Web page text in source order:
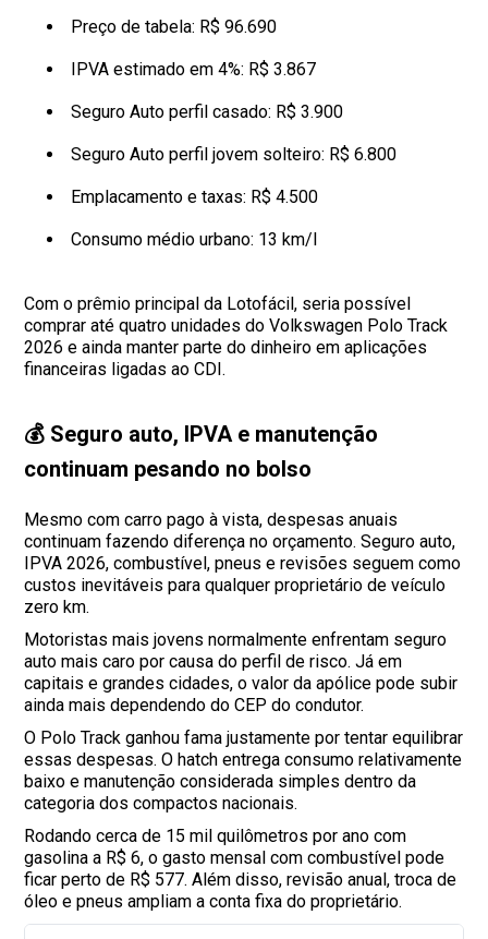
Preço de tabela: R$ 96.690
IPVA estimado em 4%: R$ 3.867
Seguro Auto perfil casado: R$ 3.900
Seguro Auto perfil jovem solteiro: R$ 6.800
Emplacamento e taxas: R$ 4.500
Consumo médio urbano: 13 km/l
Com o prêmio principal da Lotofácil, seria possível
comprar até quatro unidades do Volkswagen Polo Track
2026 e ainda manter parte do dinheiro em aplicações
financeiras ligadas ao CDI.
💰 Seguro auto, IPVA e manutenção
continuam pesando no bolso
Mesmo com carro pago à vista, despesas anuais
continuam fazendo diferença no orçamento. Seguro auto,
IPVA 2026, combustível, pneus e revisões seguem como
custos inevitáveis para qualquer proprietário de veículo
zero km.
Motoristas mais jovens normalmente enfrentam seguro
auto mais caro por causa do perfil de risco. Já em
capitais e grandes cidades, o valor da apólice pode subir
ainda mais dependendo do CEP do condutor.
O Polo Track ganhou fama justamente por tentar equilibrar
essas despesas. O hatch entrega consumo relativamente
baixo e manutenção considerada simples dentro da
categoria dos compactos nacionais.
Rodando cerca de 15 mil quilômetros por ano com
gasolina a R$ 6, o gasto mensal com combustível pode
ficar perto de R$ 577. Além disso, revisão anual, troca de
óleo e pneus ampliam a conta fixa do proprietário.